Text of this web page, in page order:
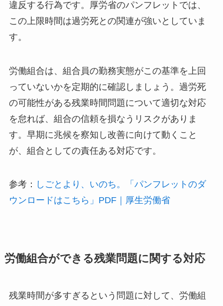
違反する行為です。厚労省のパンフレットでは、
この上限時間は過労死との関連が強いとしていま
す。
労働組合は、組合員の勤務実態がこの基準を上回
っていないかを定期的に確認しましょう。過労死
の可能性がある残業時間問題について適切な対応
を怠れば、組合の信頼を損なうリスクがありま
す。早期に兆候を察知し改善に向けて動くこと
が、組合としての責任ある対応です。
参考： しごとより、いのち。「パンフレットのダ
ウンロードはこちら」PDF｜厚生労働省
労働組合ができる残業問題に関する対応
残業時間が多すぎるという問題に対して、労働組